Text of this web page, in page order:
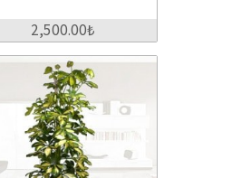
2,500.00₺